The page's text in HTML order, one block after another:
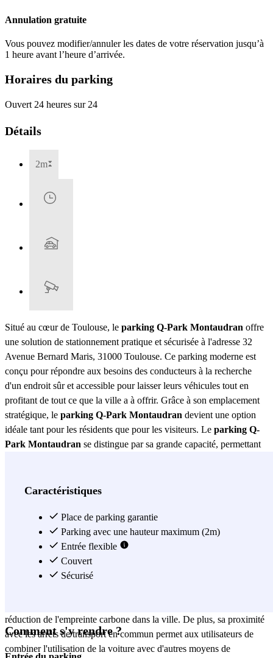
Annulation gratuite
Vous pouvez modifier/annuler les dates de votre réservation jusqu’à
1 heure avant l’heure d’arrivée.
Horaires du parking
Ouvert 24 heures sur 24
Détails
2m
Situé au cœur de Toulouse, le parking Q-Park Montaudran offre
une solution de stationnement pratique et sécurisée à l'adresse 32
Avenue Bernard Maris, 31000 Toulouse. Ce parking moderne est
conçu pour répondre aux besoins des conducteurs à la recherche
d'un endroit sûr et accessible pour laisser leurs véhicules tout en
profitant de tout ce que la ville a à offrir. Grâce à son emplacement
stratégique, le parking Q-Park Montaudran devient une option
idéale tant pour les résidents que pour les visiteurs. Le parking Q-
Park Montaudran se distingue par sa grande capacité, permettant
avancé comprenant des caméras de surveillance 24 heures sur 24,
protégé. L'accessibilité est un autre point fort de ce parking, car il est
conçu pour faciliter l'accès aux personnes à mobilité réduite,
assurant que tous les utilisateurs puissent profiter de ses installations
sans inconvénients. Un autre aspect à souligner du
Montaudran est son engagement envers la durabilité. Ce parking
réduction de l'empreinte carbone dans la ville. De plus, sa proximité
avec les arrêts de transport en commun permet aux utilisateurs de
combiner l'utilisation de la voiture avec d'autres moyens de
Caractéristiques
Place de parking garantie
Parking avec une hauteur maximum (2m)
Entrée flexible
Couvert
Sécurisé
Comment s'y rendre ?